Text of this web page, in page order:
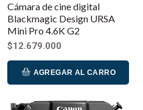
Cámara de cine digital
Blackmagic Design URSA
Mini Pro 4.6K G2
$12.679.000
AGREGAR AL CARRO